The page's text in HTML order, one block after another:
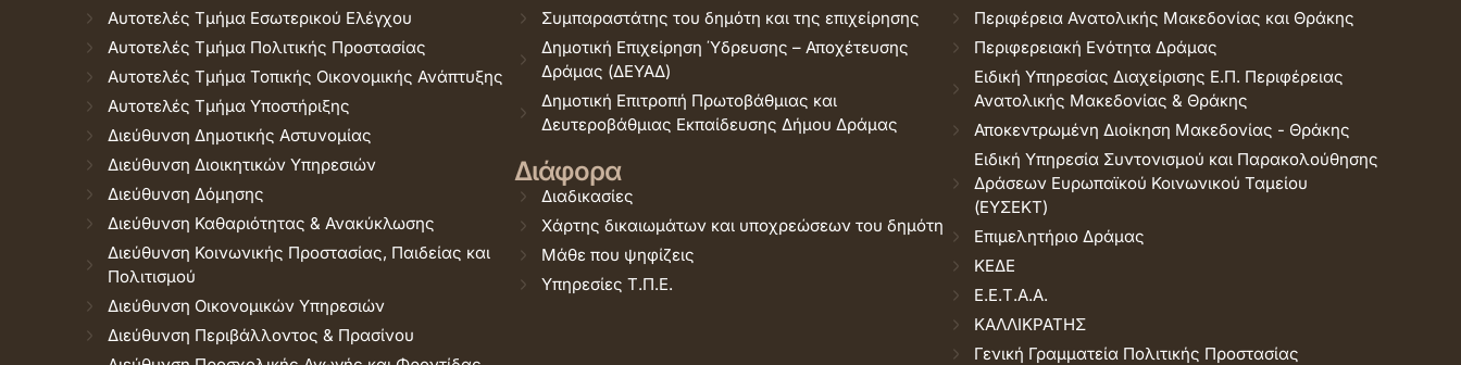
Αυτοτελές Τμήμα Εσωτερικού Ελέγχου
Αυτοτελές Τμήμα Πολιτικής Προστασίας
Αυτοτελές Τμήμα Τοπικής Οικονομικής Ανάπτυξης
Αυτοτελές Τμήμα Υποστήριξης
Διεύθυνση Δημοτικής Αστυνομίας
Διεύθυνση Διοικητικών Υπηρεσιών
Διεύθυνση Δόμησης
Διεύθυνση Καθαριότητας & Ανακύκλωσης
Διεύθυνση Κοινωνικής Προστασίας, Παιδείας και
Πολιτισμού
Διεύθυνση Οικονομικών Υπηρεσιών
Διεύθυνση Περιβάλλοντος & Πρασίνου
Συμπαραστάτης του δημότη και της επιχείρησης
Δημοτική Επιχείρηση Ύδρευσης – Αποχέτευσης
Δράμας (ΔΕΥΑΔ)
Δημοτική Επιτροπή Πρωτοβάθμιας και
Δευτεροβάθμιας Εκπαίδευσης Δήμου Δράμας
Διάφορα
Διαδικασίες
Χάρτης δικαιωμάτων και υποχρεώσεων του δημότη
Μάθε που ψηφίζεις
Υπηρεσίες Τ.Π.Ε.
Περιφέρεια Ανατολικής Μακεδονίας και Θράκης
Περιφερειακή Ενότητα Δράμας
Ειδική Υπηρεσίας Διαχείρισης Ε.Π. Περιφέρειας
Ανατολικής Μακεδονίας & Θράκης
Αποκεντρωμένη Διοίκηση Μακεδονίας - Θράκης
Ειδική Υπηρεσία Συντονισμού και Παρακολούθησης
Δράσεων Ευρωπαϊκού Κοινωνικού Ταμείου
(ΕΥΣΕΚΤ)
Επιμελητήριο Δράμας
ΚΕΔΕ
Ε.Ε.Τ.Α.Α.
ΚΑΛΛΙΚΡΑΤΗΣ
Γενική Γραμματεία Πολιτικής Προστασίας